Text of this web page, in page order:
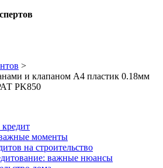
>
и клапаном А4 пластик 0.18мм
PK850
моменты
на строительство
важные нюансы